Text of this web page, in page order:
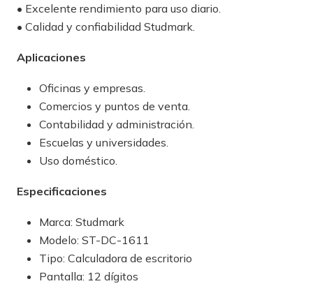
• Excelente rendimiento para uso diario.
• Calidad y confiabilidad Studmark.
Aplicaciones
Oficinas y empresas.
Comercios y puntos de venta.
Contabilidad y administración.
Escuelas y universidades.
Uso doméstico.
Especificaciones
Marca: Studmark
Modelo: ST-DC-1611
Tipo: Calculadora de escritorio
Pantalla: 12 dígitos